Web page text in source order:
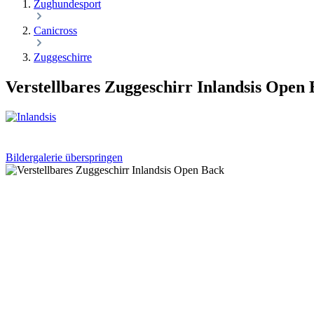
Zughundesport
Canicross
Zuggeschirre
Verstellbares Zuggeschirr Inlandsis Open
Bildergalerie überspringen